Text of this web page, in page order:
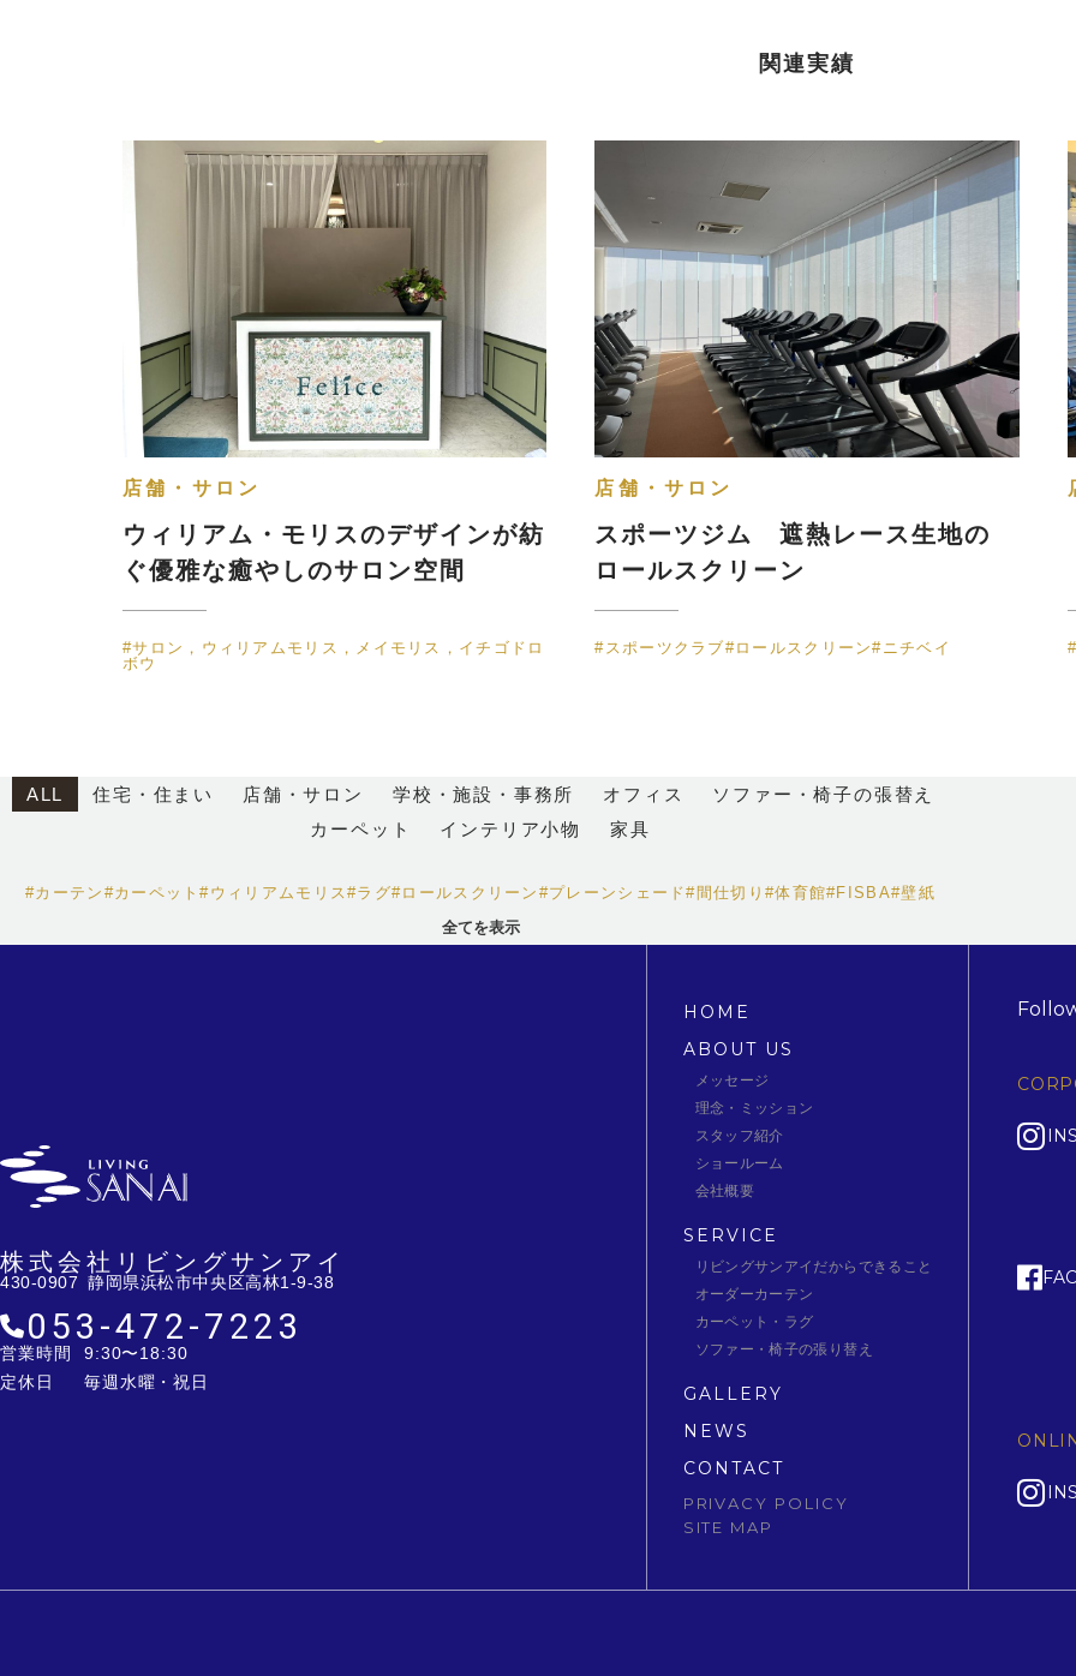
関連実績
店舗・サロン
ウィリアム・モリスのデザインが紡
ぐ優雅な癒やしのサロン空間
#サロン，ウィリアムモリス，メイモリス，イチゴドロ
ボウ
店舗・サロン
スポーツジム 遮熱レース生地の
ロールスクリーン
#スポーツクラブ#ロールスクリーン#ニチベイ
ALL 住宅・住まい 店舗・サロン 学校・施設・事務所 オフィス
ソファー・椅子の張替え
カーペット
インテリア小物 家具
#カーテン #カーペット#ウィリアムモリス#ラグ#ロールスクリーン #プレーンシェード#間仕切り #体育館#FISBA#壁紙
全てを表示
株式会社リビングサンアイ
430-0907 静岡県浜松市中央区高林1-9-38
053-472-7223
営業時間
9:30〜18:30
定休日
毎週水曜・祝日
HOME
ABOUT US
メッセージ
理念・ミッション
スタッフ紹介
ショールーム
会社概要
SERVICE
リビングサンアイだからできること
オーダーカーテン
カーペット・ラグ
ソファー・椅子の張り替え
GALLERY
NEWS
CONTACT
PRIVACY POLICY
SITE MAP